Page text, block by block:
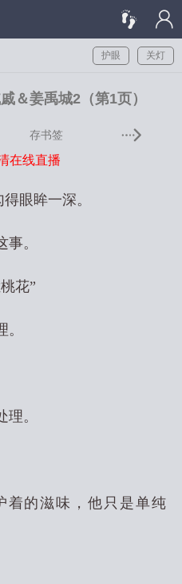
关灯
护眼
＆姜禹城2（第1页）
存书签
在线直播
眼眸一深。
。
花”
。
着的滋味，他只是单纯